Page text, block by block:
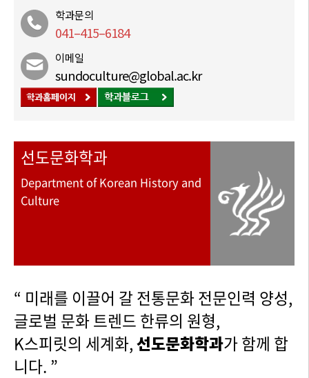
학과문의
041–415–6184
이메일
sundoculture@global.ac.kr
선도문화학과
Department of Korean History and
Culture
“ 미래를 이끌어 갈 전통문화 전문인력 양성,
글로벌 문화 트렌드 한류의 원형,
K스피릿의 세계화,선도문화학과가 함께 합
니다. ”